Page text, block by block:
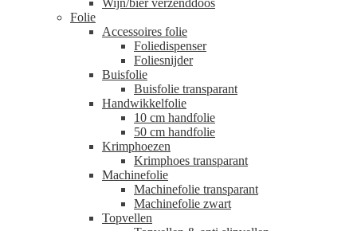
Wijn/bier verzenddoos
Folie
Accessoires folie
Foliedispenser
Foliesnijder
Buisfolie
Buisfolie transparant
Handwikkelfolie
10 cm handfolie
50 cm handfolie
Krimphoezen
Krimphoes transparant
Machinefolie
Machinefolie transparant
Machinefolie zwart
Topvellen